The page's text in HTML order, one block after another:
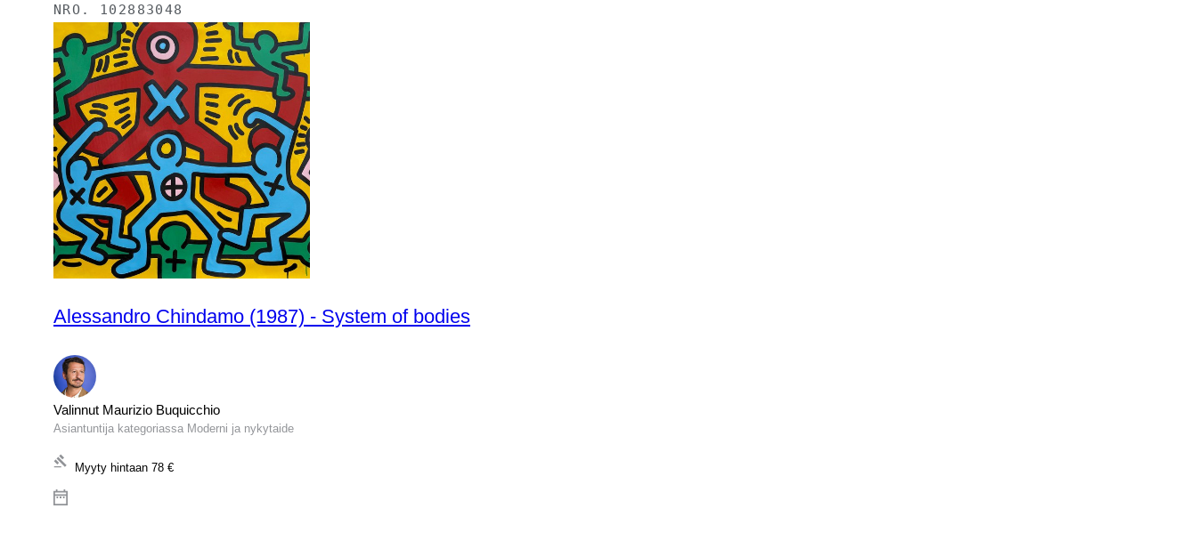
NRO. 102883048
Alessandro Chindamo (1987) - System of bodies
Valinnut Maurizio Buquicchio
Asiantuntija kategoriassa Moderni ja nykytaide
Myyty hintaan 78 €